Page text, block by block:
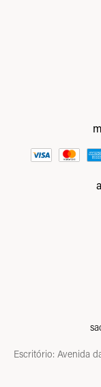
Escritório: Avenida